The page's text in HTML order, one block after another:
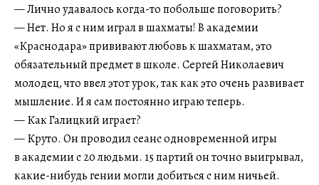
— Лично удавалось когда-то побольше поговорить?
— Нет. Но я с ним играл в шахматы! В академии
«Краснодара» прививают любовь к шахматам, это
обязательный предмет в школе. Сергей Николаевич
молодец, что ввел этот урок, так как это очень развивает
мышление. И я сам постоянно играю теперь.
— Как Галицкий играет?
— Круто. Он проводил сеанс одновременной игры
в академии с 20 людьми. 15 партий он точно выигрывал,
какие-нибудь гении могли добиться с ним ничьей.